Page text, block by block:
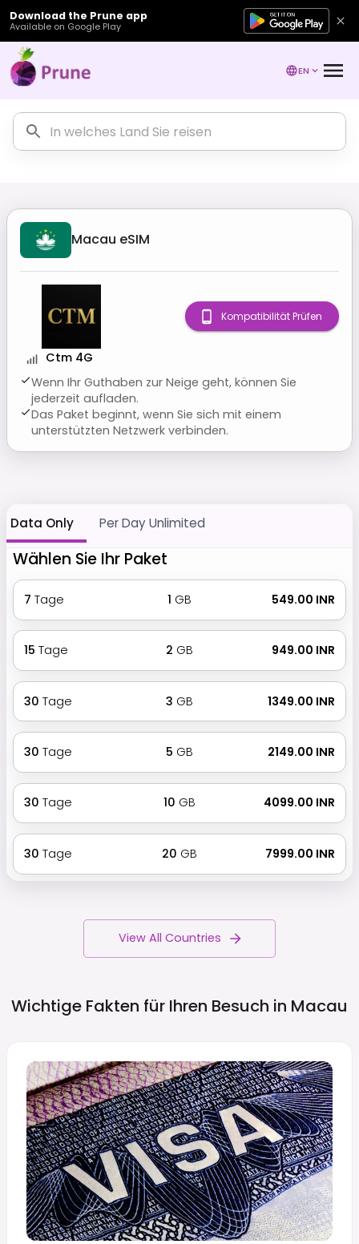
Download the Prune app
Available on Google Play
EN
Macau eSIM
Ctm 4G
Wenn Ihr Guthaben zur Neige geht, können Sie
jederzeit aufladen.
Das Paket beginnt, wenn Sie sich mit einem
unterstützten Netzwerk verbinden.
Kompatibilität Prüfen
Data Only Per Day Unlimited
Wählen Sie Ihr Paket
7 Tage 1 GB ₹ 549.00 INR
15 Tage 2 GB ₹ 949.00 INR
30 Tage 3 GB ₹ 1349.00 INR
30 Tage 5 GB ₹ 2149.00 INR
30 Tage 10 GB ₹ 4099.00 INR
30 Tage 20 GB ₹ 7999.00 INR
View All Countries
Wichtige Fakten für Ihren Besuch in Macau